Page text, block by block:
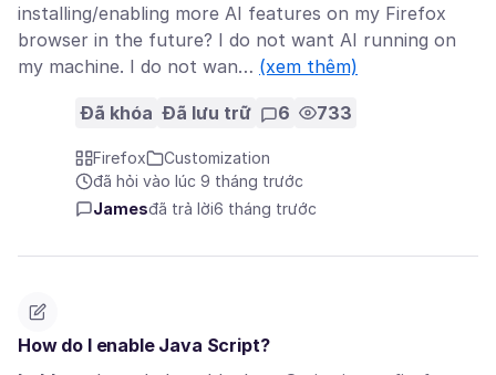
installing/enabling more AI features on my Firefox
browser in the future? I do not want AI running on
my machine. I do not wan… (xem thêm)
Đã khóa Đã lưu trữ 6 733
Firefox
Customization
đã hỏi vào lúc 9 tháng trước
Jamesđã trả lời6 tháng trước
How do I enable Java Script?